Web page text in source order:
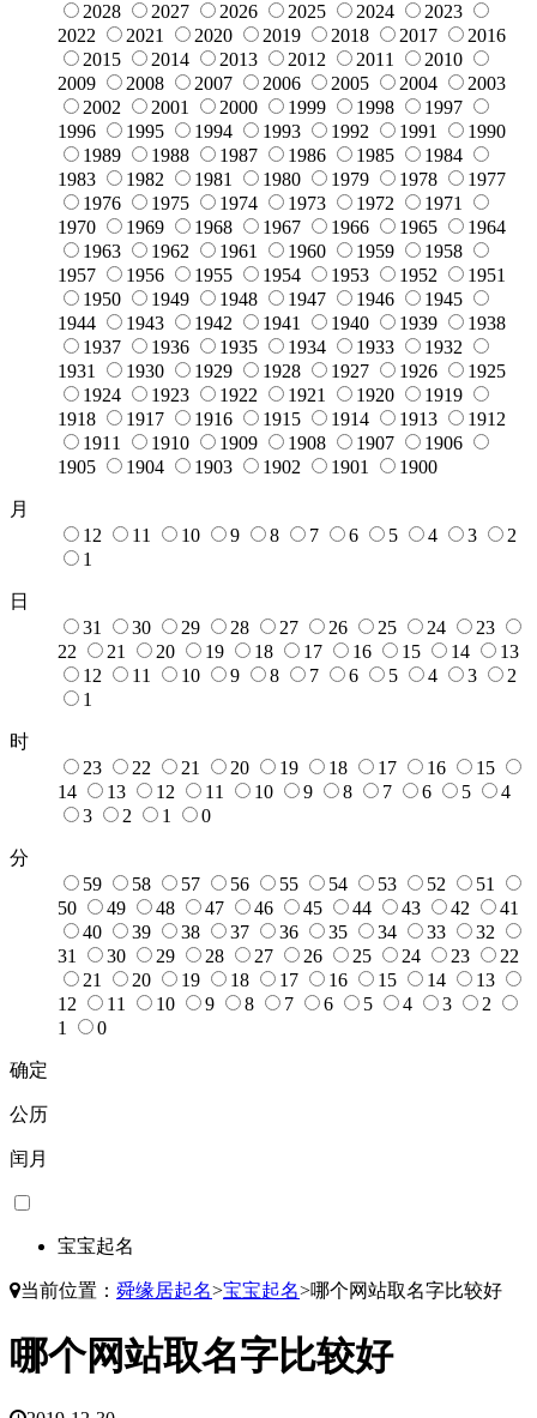
2028
2027 2026 2025 2024
2023
2022
2021 2020 2019 2018 2017
2016
2015
2014 2013 2012 2011
2010
2009
2008 2007 2006 2005 2004
2003
2002
2001 2000 1999 1998
1997
1996
1995 1994 1993 1992 1991
1990
1989
1988 1987 1986 1985
1984
1983
1982 1981 1980 1979 1978
1977
1976
1975 1974 1973 1972
1971
1970
1969 1968 1967 1966 1965
1964
1963
1962 1961 1960 1959
1958
1957
1956 1955 1954 1953 1952
1951
1950
1949 1948 1947 1946
1945
1944
1943 1942 1941 1940 1939
1938
1937
1936 1935 1934 1933
1932
1931
1930 1929 1928 1927 1926
1925
1924
1923 1922 1921 1920
1919
1918
1917 1916 1915 1914 1913
1912
1911
1910 1909 1908 1907
1906
1905
1904 1903 1902 1901 1900
月
12
11 10 9 8 7 6 5 4 3
2
1
日
31
30 29 28 27 26 25 24
23
22
21 20 19 18 17 16 15 14
13
12
11 10 9 8 7 6 5 4 3
2
1
时
23
22 21 20 19 18 17 16
15
14
13 12 11 10 9 8 7 6 5
4
3
2 1 0
分
59
58 57 56 55 54 53 52
51
50
49 48 47 46 45 44 43 42
41
40
39 38 37 36 35 34 33
32
31
30 29 28 27 26 25 24 23
22
21
20 19 18 17 16 15 14
13
12
11 10 9 8 7 6 5 4 3
2
1
0
确定
公历
闰月
宝宝起名
当前位置： 舜缘居起名>宝宝起名>哪个网站取名字比较好
哪个网站取名字比较好